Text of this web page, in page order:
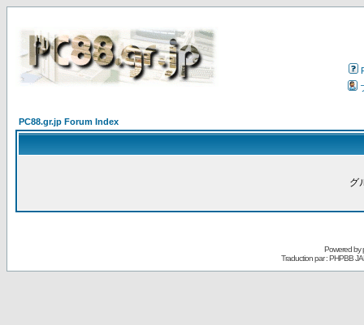
PC88.gr.jp Forum Index
グ
Powered by
Traduction par : PHPBB